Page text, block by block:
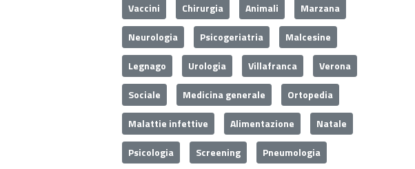
Vaccini
Chirurgia Animali
Marzana
Neurologia
Psicogeriatria
Malcesine
Legnago
Urologia Villafranca
Verona
Sociale
Medicina generale
Ortopedia
Malattie infettive
Alimentazione
Natale
Psicologia
Screening
Pneumologia